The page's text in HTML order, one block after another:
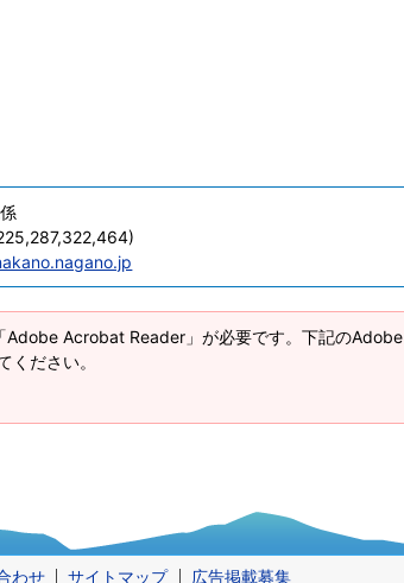
Adobe Acrobat Reader」が必要です。下記のAdobe
ださい。
わせ サイトマップ 広告掲載募集